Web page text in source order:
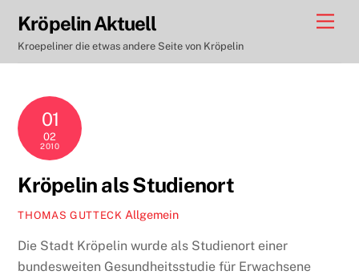
content
Kröpelin Aktuell
Kroepeliner die etwas andere Seite von Kröpelin
01
02
2010
Kröpelin als Studienort
THOMAS GUTTECK Allgemein
Die Stadt Kröpelin wurde als Studienort einer
bundesweiten Gesundheitsstudie für Erwachsene